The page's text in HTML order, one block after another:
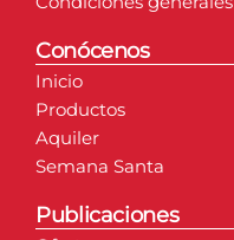
Conócenos
Inicio
Productos
Aquiler
Semana Santa
Publicaciones